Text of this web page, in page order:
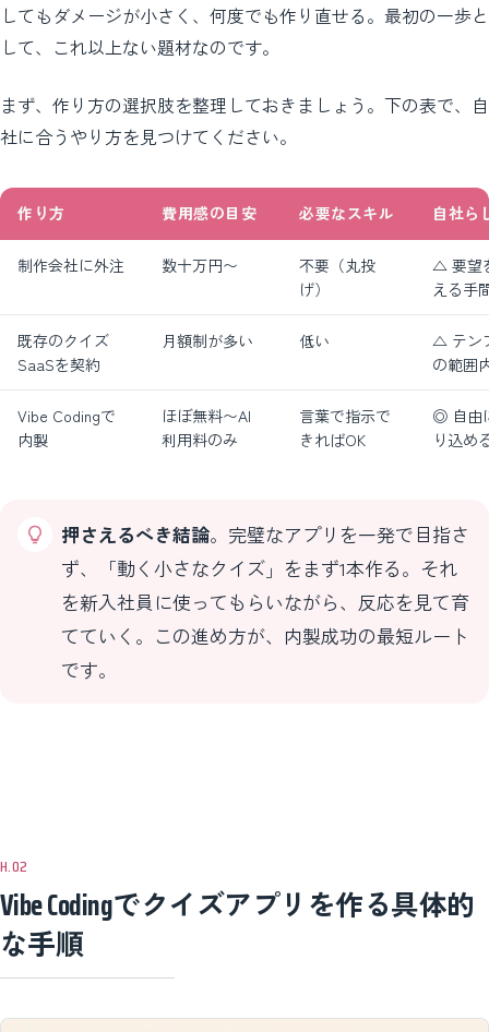
してもダメージが小さく、何度でも作り直せる。最初の一歩と
して、これ以上ない題材なのです。
まず、作り方の選択肢を整理しておきましょう。下の表で、自
社に合うやり方を見つけてください。
作り方 費用感の目安 必要なスキル 自社ら
制作会社に外注 数十万円〜
不要（丸投
げ）
△ 要望
える手
既存のクイズ
SaaSを契約
月額制が多い 低い
△ テン
の範囲
Vibe Codingで
内製
ほぼ無料〜AI
利用料のみ
言葉で指示で
きればOK
◎ 自由
り込め
押さえるべき結論。完璧なアプリを一発で目指さ
ず、「動く小さなクイズ」をまず1本作る。それ
を新入社員に使ってもらいながら、反応を見て育
てていく。この進め方が、内製成功の最短ルート
です。
Vibe Codingでクイズアプリを作る具体的
な手順